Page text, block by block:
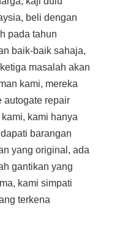
beli dengan
pada tahun
baik-baik sahaja,
masalah akan
kami, mereka
autogate repair
kami hanya
barangan
yang original, ada
gantikan yang
kami simpati
terkena